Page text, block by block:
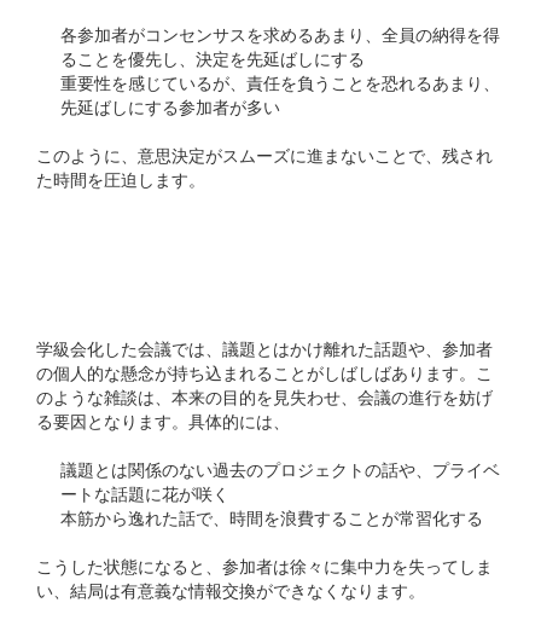
各参加者がコンセンサスを求めるあまり、全員の納得を得
ることを優先し、決定を先延ばしにする
重要性を感じているが、責任を負うことを恐れるあまり、
先延ばしにする参加者が多い
このように、意思決定がスムーズに進まないことで、残され
た時間を圧迫します。
学級会化した会議では、議題とはかけ離れた話題や、参加者
の個人的な懸念が持ち込まれることがしばしばあります。こ
のような雑談は、本来の目的を見失わせ、会議の進行を妨げ
る要因となります。具体的には、
議題とは関係のない過去のプロジェクトの話や、プライベ
ートな話題に花が咲く
本筋から逸れた話で、時間を浪費することが常習化する
こうした状態になると、参加者は徐々に集中力を失ってしま
い、結局は有意義な情報交換ができなくなります。